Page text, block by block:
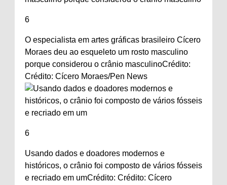
6
O especialista em artes gráficas brasileiro Cícero
Moraes deu ao esqueleto um rosto masculino
porque considerou o crânio masculinoCrédito:
Crédito: Cícero Moraes/Pen News
6
Usando dados e doadores modernos e
históricos, o crânio foi composto de vários fósseis
e recriado em umCrédito: Crédito: Cícero